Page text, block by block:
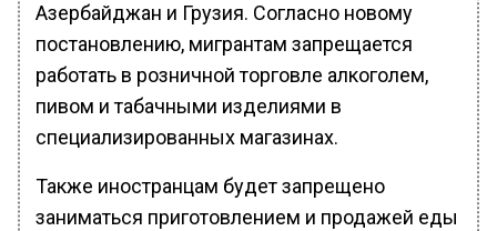
Азербайджан и Грузия. Согласно новому
постановлению, мигрантам запрещается
работать в розничной торговле алкоголем,
пивом и табачными изделиями в
специализированных магазинах.
Также иностранцам будет запрещено
заниматься приготовлением и продажей еды